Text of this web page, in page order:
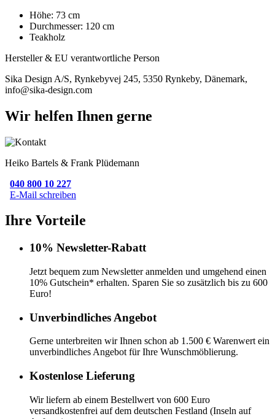
Höhe: 73 cm
Durchmesser: 120 cm
Teakholz
Hersteller & EU verantwortliche Person
Sika Design A/S, Rynkebyvej 245, 5350 Rynkeby, Dänemark,
info@sika-design.com
Wir helfen Ihnen gerne
Heiko Bartels & Frank Plüdemann
040 800 10 227
E-Mail schreiben
Ihre Vorteile
10% Newsletter-Rabatt
Jetzt bequem zum Newsletter anmelden und umgehend einen
10% Gutschein* erhalten. Sparen Sie so zusätzlich bis zu 600
Euro!
Unverbindliches Angebot
Gerne unterbreiten wir Ihnen schon ab 1.500 € Warenwert ein
unverbindliches Angebot für Ihre Wunschmöblierung.
Kostenlose Lieferung
Wir liefern ab einem Bestellwert von 600 Euro
versandkostenfrei auf dem deutschen Festland (Inseln auf